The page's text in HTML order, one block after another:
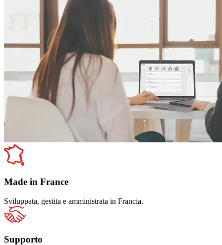
Made in France
Sviluppata, gestita e amministrata in Francia.
Supporto